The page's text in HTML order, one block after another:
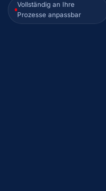
Vollständig an Ihre
Prozesse anpassbar